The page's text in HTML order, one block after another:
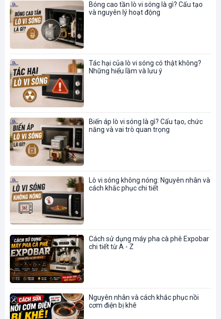
Bóng cao tần lò vi sóng là gì? Cấu tạo
và nguyên lý hoạt động
Tác hại của lò vi sóng có thật không?
Những hiểu lầm và lưu ý
Biến áp lò vi sóng là gì? Cấu tạo, chức
năng và vai trò quan trọng
Lò vi sóng không nóng: Nguyên nhân và
cách khắc phục chi tiết
Cách sử dụng máy pha cà phê Expobar
chi tiết từ A - Z
Nguyên nhân và cách khắc phục nồi
cơm điện bị khê